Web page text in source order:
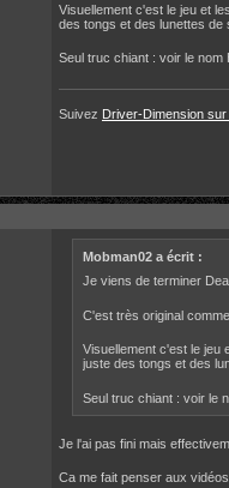
Visuellement c'est le jeu et
des tongs et des lunettes de
Seul truc chiant : voir le nom
Suivez Driver-Dimension sur
Mobman02 a écrit :
Je viens de terminer
C'est très original
Visuellement c'est le jeu
juste des tongs et des
Seul truc chiant : voir le
Je l'ai pas fini mais
Ca me fait penser aux